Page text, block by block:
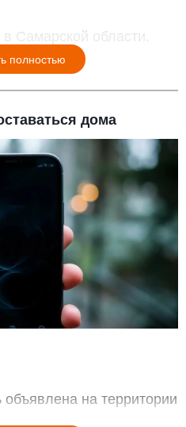
Самарской области.
полностью
дома
на территории